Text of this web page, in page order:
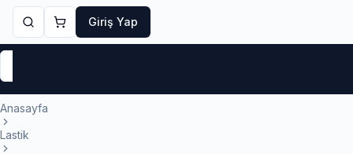
Giriş Yap
Anasayfa
Lastik